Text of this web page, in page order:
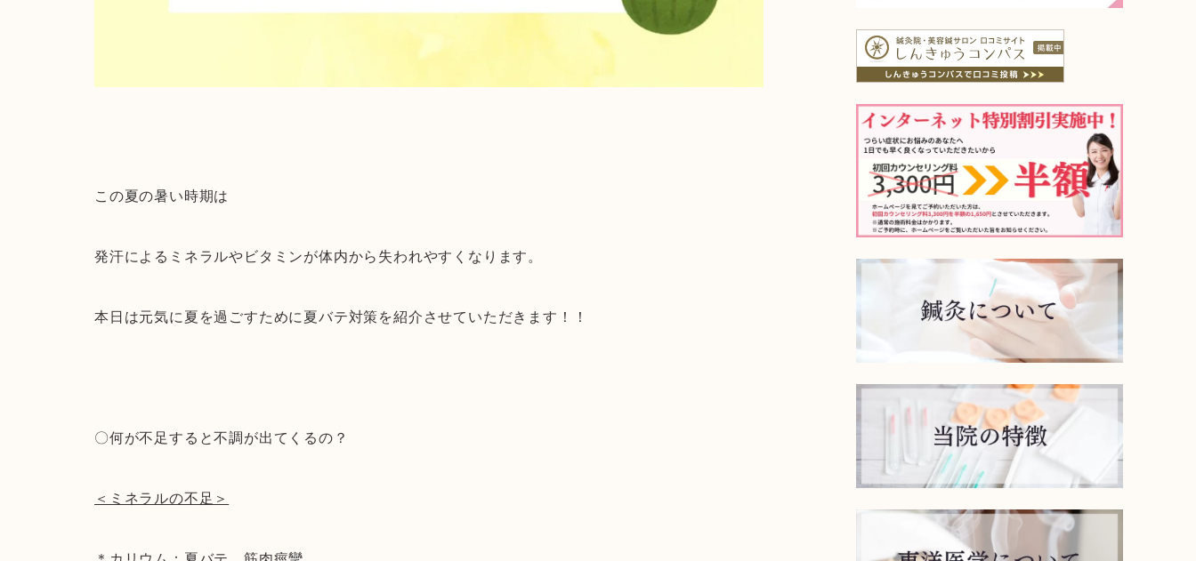
この夏の暑い時期は
発汗によるミネラルやビタミンが体内から失われやすくなります。
本日は元気に夏を過ごすために夏バテ対策を紹介させていただきます！！
〇何が不足すると不調が出てくるの？
＜ミネラルの不足＞